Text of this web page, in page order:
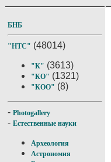
БНБ
"НТС" (48014)
"К" (3613)
"КО" (1321)
"КОО" (8)
- Photogallery
- Естественные науки
Археология
Астрономия